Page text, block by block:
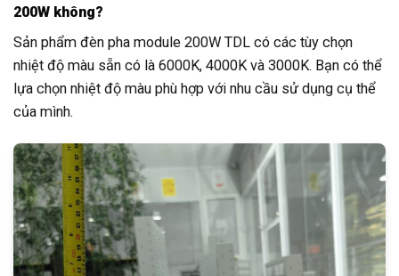
200W không?
Sản phẩm đèn pha module 200W TDL có các tùy chọn
nhiệt độ màu sẵn có là 6000K, 4000K và 3000K. Bạn có thể
lựa chọn nhiệt độ màu phù hợp với nhu cầu sử dụng cụ thể
của mình.